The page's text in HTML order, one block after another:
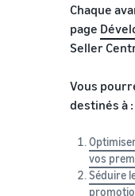
Chaque
page
Seller
Vous
destinés à :
vos
Séduire